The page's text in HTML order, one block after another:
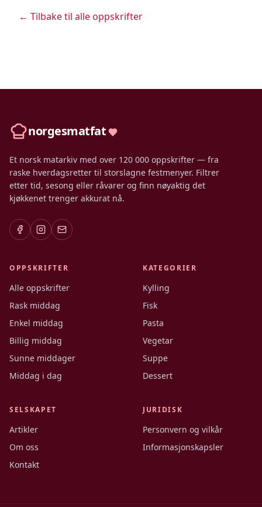
← Tilbake til alle oppskrifter
norgesmatfat
Et norsk matarkiv med over 120 000 oppskrifter — fra
raske hverdagsretter til storslagne festmenyer. Filtrer
etter tid, sesong eller råvarer og finn nøyaktig det
kjøkkenet trenger akkurat nå.
OPPSKRIFTER
Alle oppskrifter
Rask middag
Enkel middag
Billig middag
Sunne middager
Middag i dag
KATEGORIER
Kylling
Fisk
Pasta
Vegetar
Suppe
Dessert
SELSKAPET
Artikler
Om oss
Kontakt
JURIDISK
Personvern og vilkår
Informasjonskapsler